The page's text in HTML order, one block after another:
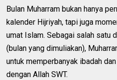
Bulan Muharram bukan hanya
kalender Hijriyah, tapi juga
umat Islam. Sebagai salah satu
(bulan yang dimuliakan),
untuk memperbanyak ibadah
dengan Allah SWT.